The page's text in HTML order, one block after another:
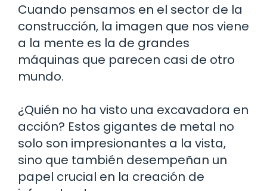
Cuando pensamos en el sector de la
construcción, la imagen que nos viene
a la mente es la de grandes
máquinas que parecen casi de otro
mundo.
¿Quién no ha visto una excavadora en
acción? Estos gigantes de metal no
solo son impresionantes a la vista,
sino que también desempeñan un
papel crucial en la creación de